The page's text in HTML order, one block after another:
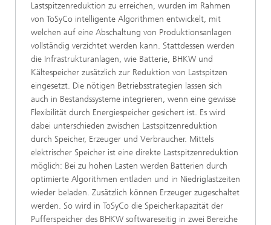
Lastspitzenreduktion zu erreichen, wurden im Rahmen
von ToSyCo intelligente Algorithmen entwickelt, mit
welchen auf eine Abschaltung von Produktionsanlagen
vollständig verzichtet werden kann. Stattdessen werden
die Infrastrukturanlagen, wie Batterie, BHKW und
Kältespeicher zusätzlich zur Reduktion von Lastspitzen
eingesetzt. Die nötigen Betriebsstrategien lassen sich
auch in Bestandssysteme integrieren, wenn eine gewisse
Flexibilität durch Energiespeicher gesichert ist. Es wird
dabei unterschieden zwischen Lastspitzenreduktion
durch Speicher, Erzeuger und Verbraucher. Mittels
elektrischer Speicher ist eine direkte Lastspitzenreduktion
möglich: Bei zu hohen Lasten werden Batterien durch
optimierte Algorithmen entladen und in Niedriglastzeiten
wieder beladen. Zusätzlich können Erzeuger zugeschaltet
werden. So wird in ToSyCo die Speicherkapazität der
Pufferspeicher des BHKW softwareseitig in zwei Bereiche